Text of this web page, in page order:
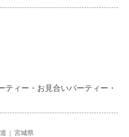
ティー・お見合いパーティー・
宮城県